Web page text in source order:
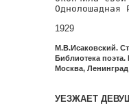
Однолошадная
1929
М.В.Исаковский.
Библиотека
Москва,
УЕЗЖАЕТ